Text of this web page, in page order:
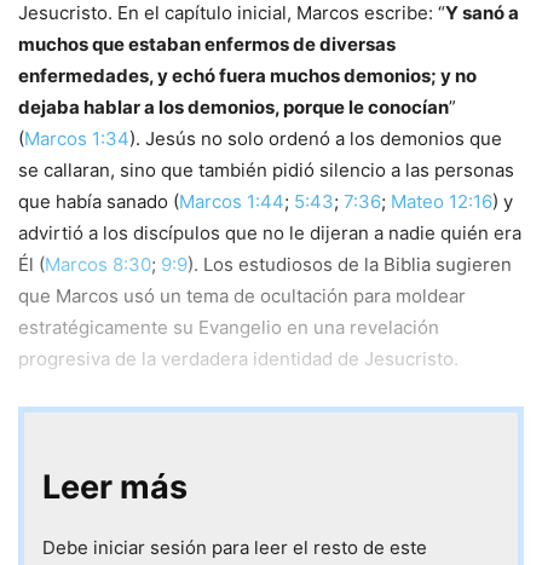
Jesucristo. En el capítulo inicial, Marcos escribe: “Y sanó a
muchos que estaban enfermos de diversas
enfermedades, y echó fuera muchos demonios; y no
dejaba hablar a los demonios, porque le conocían”
(Marcos 1:34). Jesús no solo ordenó a los demonios que
se callaran, sino que también pidió silencio a las personas
que había sanado (Marcos 1:44; 5:43; 7:36; Mateo 12:16) y
advirtió a los discípulos que no le dijeran a nadie quién era
Él (Marcos 8:30; 9:9). Los estudiosos de la Biblia sugieren
que Marcos usó un tema de ocultación para moldear
estratégicamente su Evangelio en una revelación
progresiva de la verdadera identidad de Jesucristo.
Leer más
Debe iniciar sesión para leer el resto de este